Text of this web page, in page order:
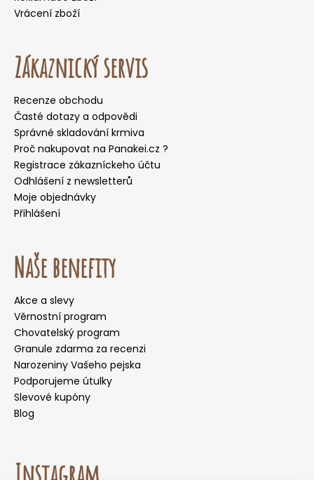
Vrácení zboží
Zákaznický servis
Recenze obchodu
Časté dotazy a odpovědi
Správné skladování krmiva
Proč nakupovat na Panakei.cz ?
Registrace zákazníckeho účtu
Odhlášení z newsletterů
Moje objednávky
Přihlášení
Naše benefity
Akce a slevy
Věrnostní program
Chovatelský program
Granule zdarma za recenzi
Narozeniny Vašeho pejska
Podporujeme útulky
Slevové kupóny
Blog